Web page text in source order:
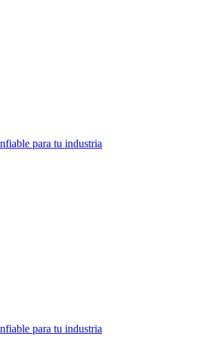
para tu industria
para tu industria